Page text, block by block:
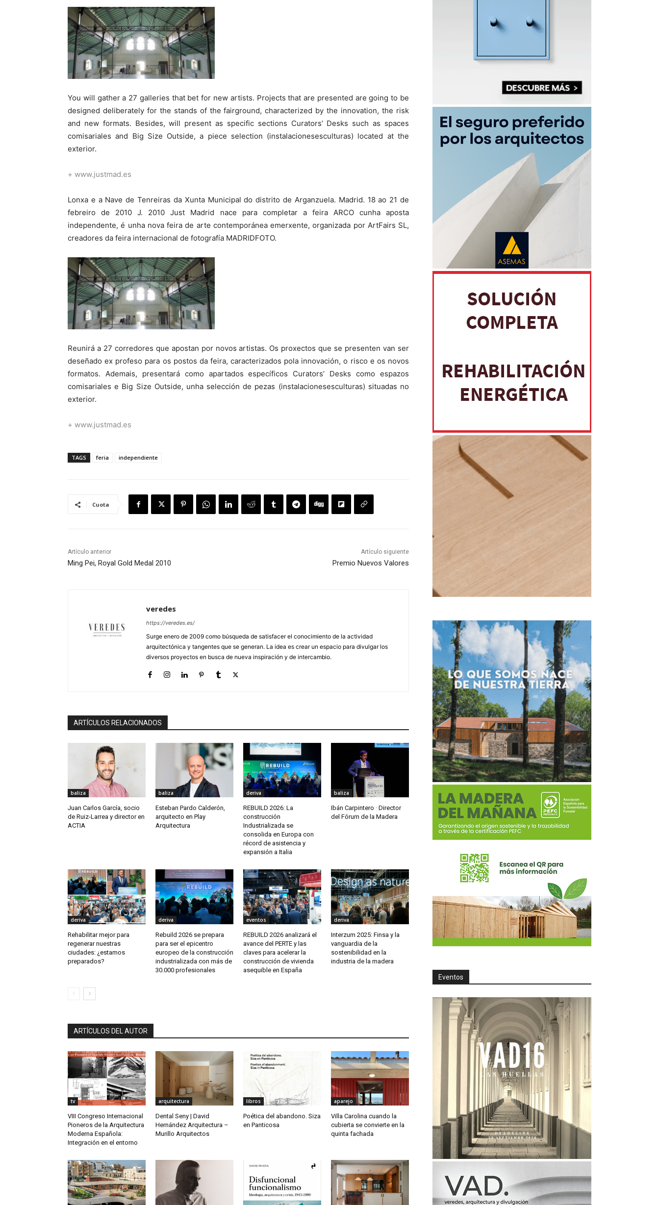
You will gather a 27 galleries that bet for new artists. Projects that are presented are going to be
designed deliberately for the stands of the fairground, characterized by the innovation, the risk
and new formats. Besides, will present as specific sections Curators’ Desks such as spaces
comisariales and Big Size Outside, a piece selection (instalacionesesculturas) located at the
exterior.
+ www.justmad.es
Lonxa e a Nave de Tenreiras da Xunta Municipal do distrito de Arganzuela. Madrid. 18 ao 21 de
febreiro de 2010 J. 2010 Just Madrid nace para completar a feira ARCO cunha aposta
independente, é unha nova feira de arte contemporánea emerxente, organizada por ArtFairs SL,
creadores da feira internacional de fotografía MADRIDFOTO.
Reunirá a 27 corredores que apostan por novos artistas. Os proxectos que se presenten van ser
deseñado ex profeso para os postos da feira, caracterizados pola innovación, o risco e os novos
formatos. Ademais, presentará como apartados específicos Curators’ Desks como espazos
comisariales e Big Size Outside, unha selección de pezas (instalacionesesculturas) situadas no
exterior.
+ www.justmad.es
TAGS feria independiente
Cuota
Artículo anterior
Ming Pei, Royal Gold Medal 2010
Artículo siguiente
Premio Nuevos Valores
veredes
https://veredes.es/
Surge enero de 2009 como búsqueda de satisfacer el conocimiento de la actividad
arquitectónica y tangentes que se generan. La idea es crear un espacio para divulgar los
diversos proyectos en busca de nueva inspiración y de intercambio.
ARTÍCULOS RELACIONADOS
baliza
Juan Carlos García, socio
de Ruiz-Larrea y director en
ACTIA
baliza
Esteban Pardo Calderón,
arquitecto en Play
Arquitectura
deriva
REBUILD 2026: La
construcción
Industrializada se
consolida en Europa con
récord de asistencia y
expansión a Italia
baliza
Ibán Carpintero · Director
del Fórum de la Madera
deriva
Rehabilitar mejor para
regenerar nuestras
ciudades: ¿estamos
preparados?
deriva
Rebuild 2026 se prepara
para ser el epicentro
europeo de la construcción
industrializada con más de
30.000 profesionales
eventos
REBUILD 2026 analizará el
avance del PERTE y las
claves para acelerar la
construcción de vivienda
asequible en España
deriva
Interzum 2025: Finsa y la
vanguardia de la
sostenibilidad en la
industria de la madera
ARTÍCULOS DEL AUTOR
tv
VIII Congreso Internacional
Pioneros de la Arquitectura
Moderna Española:
Integración en el entorno
arquitectura
Dental Seny | David
Hernández Arquitectura –
Murillo Arquitectos
libros
Poética del abandono. Siza
en Panticosa
aparejo
Villa Carolina cuando la
cubierta se convierte en la
quinta fachada
Eventos